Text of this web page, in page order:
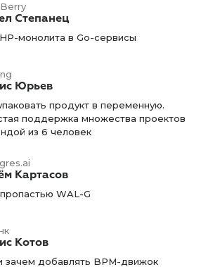
Степанец
монолита в Go-сервисы
Юрьев
продукт в переменную.
поддержка множества проектов
из 6 человек
Картасов
WAL-G
Котов
зачем добавлять BPM-движок